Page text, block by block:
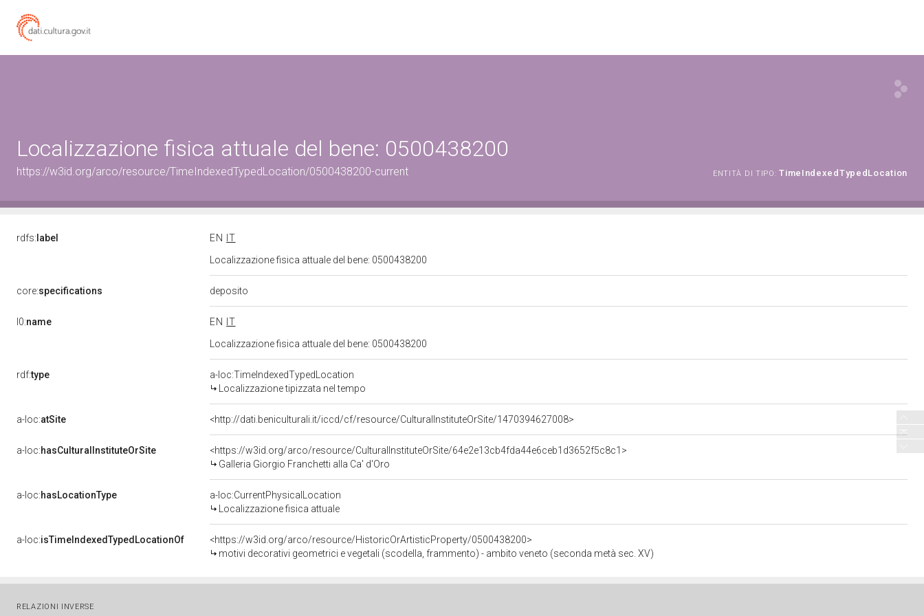
Localizzazione fisica attuale del bene: 0500438200
https://w3id.org/arco/resource/TimeIndexedTypedLocation/0500438200-current ENTITÀ DI TIPO: TimeIndexedTypedLocation
rdfs: label EN
IT
Localizzazione fisica attuale del bene: 0500438200
core:specifications deposito
l0:name EN
IT
Localizzazione fisica attuale del bene: 0500438200
rdf:type
a-loc:TimeIndexedTypedLocation
Localizzazione tipizzata nel tempo
a-loc:atSite <http://dati.beniculturali.it/iccd/cf/resource/CulturalInstituteOrSite/1470394627008>
a-loc:hasCulturalInstituteOrSite
<https://w3id.org/arco/resource/CulturalInstituteOrSite/64e2e13cb4fda44e6ceb1d3652f5c8c1>
Galleria Giorgio Franchetti alla Ca' d'Oro
a-loc:hasLocationType
a-loc:CurrentPhysicalLocation
Localizzazione fisica attuale
a-loc:isTimeIndexedTypedLocationOf
<https://w3id.org/arco/resource/HistoricOrArtisticProperty/0500438200>
motivi decorativi geometrici e vegetali (scodella, frammento) - ambito veneto (seconda metà sec. XV)
RELAZIONI INVERSE